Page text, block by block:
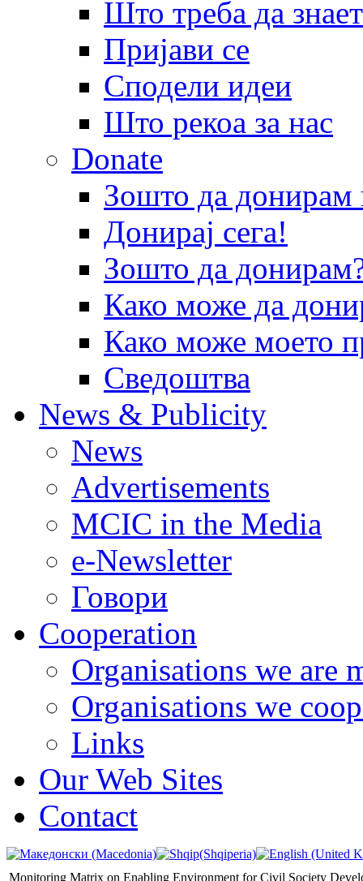
Што треба да
Пријави се
Сподели идеи
Што рекоа за нас
Donate
Зошто да
Донирај сега!
Зошто да
Како може да
Како може моето
Сведоштва
News & Publicity
News
Advertisements
MCIC in the Media
e-Newsletter
Говори
Cooperation
Organisations we are
Organisations we
Links
Our Web Sites
Contact
Monitoring Matrix on Enabling Environment for Civil Society